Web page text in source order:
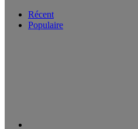
Récent
Populaire